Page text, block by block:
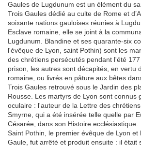
Gaules de Lugdunum est un élément du
Trois Gaules dédié au culte de Rome et
soixante nations gauloises réunies à
Esclave romaine, elle se joint à la
Lugdunum. Blandine et ses quarante-six
l'évêque de Lyon, saint Pothin) sont les
des chrétiens persécutés pendant l'été
prison, les autres sont décapités, en vertu
romaine, ou livrés en pâture aux bêtes
Trois Gaules retrouvé sous le Jardin des
Rousse. Les martyrs de Lyon sont connus
oculaire : l'auteur de la Lettre des
Smyrne, qui a été insérée telle quelle par
Césarée, dans son Histoire ecclésiastique.
Saint Pothin, le premier évêque de Lyon
Gaule, fut arrêté et produit ensuite : il était